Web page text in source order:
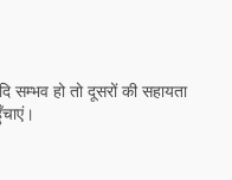
सम्भव हो तो दूसरों की सहायता